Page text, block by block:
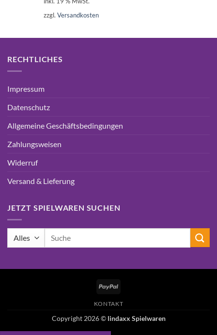
zzgl. Versandkosten
RECHTLICHES
Impressum
Datenschutz
Allgemeine Geschäftsbedingungen
Zahlungsweisen
Widerruf
Versand & Lieferung
JETZT SPIELWAREN SUCHEN
PayPal
KONTAKT
Copyright 2026 © lindaxx Spielwaren